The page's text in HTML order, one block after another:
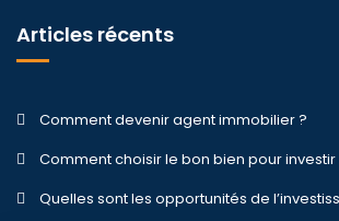
Articles récents
Comment devenir agent immobilier ?
Comment choisir le bon bien pour investir
Quelles sont les opportunités de